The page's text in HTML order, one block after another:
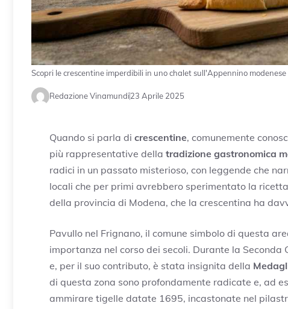
Scopri le crescentine imperdibili in uno chalet sull'Appennino modenese
Redazione Vinamundi23 Aprile 2025
Quando si parla di crescentine, comunemente
più rappresentative della tradizione gastronomica
radici in un passato misterioso, con leggende che
locali che per primi avrebbero sperimentato la
della provincia di Modena, che la crescentina ha
Pavullo nel Frignano, il comune simbolo di questa
importanza nel corso dei secoli. Durante la
e, per il suo contributo, è stata insignita della
di questa zona sono profondamente radicate e, ad
ammirare tigelle datate 1695, incastonate nel